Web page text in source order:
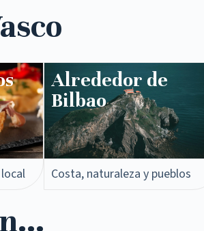
Alrededor de
Bilbao
Costa, naturaleza y pueblos